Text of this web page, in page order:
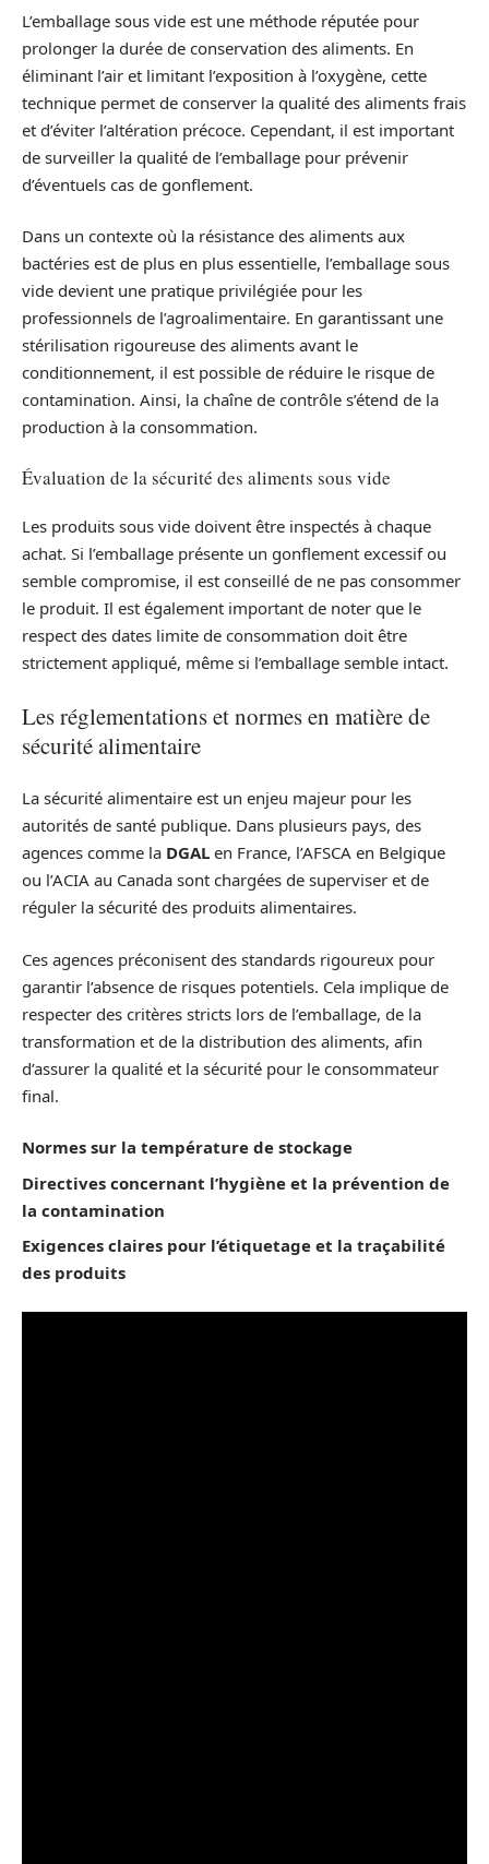
L’emballage sous vide est une méthode réputée pour
prolonger la durée de conservation des aliments. En
éliminant l’air et limitant l’exposition à l’oxygène, cette
technique permet de conserver la qualité des aliments frais
et d’éviter l’altération précoce. Cependant, il est important
de surveiller la qualité de l’emballage pour prévenir
d’éventuels cas de gonflement.
Dans un contexte où la résistance des aliments aux
bactéries est de plus en plus essentielle, l’emballage sous
vide devient une pratique privilégiée pour les
professionnels de l’agroalimentaire. En garantissant une
stérilisation rigoureuse des aliments avant le
conditionnement, il est possible de réduire le risque de
contamination. Ainsi, la chaîne de contrôle s’étend de la
production à la consommation.
Évaluation de la sécurité des aliments sous vide
Les produits sous vide doivent être inspectés à chaque
achat. Si l’emballage présente un gonflement excessif ou
semble compromise, il est conseillé de ne pas consommer
le produit. Il est également important de noter que le
respect des dates limite de consommation doit être
strictement appliqué, même si l’emballage semble intact.
Les réglementations et normes en matière de
sécurité alimentaire
La sécurité alimentaire est un enjeu majeur pour les
autorités de santé publique. Dans plusieurs pays, des
agences comme la DGAL en France, l’AFSCA en Belgique
ou l’ACIA au Canada sont chargées de superviser et de
réguler la sécurité des produits alimentaires.
Ces agences préconisent des standards rigoureux pour
garantir l’absence de risques potentiels. Cela implique de
respecter des critères stricts lors de l’emballage, de la
transformation et de la distribution des aliments, afin
d’assurer la qualité et la sécurité pour le consommateur
final.
Normes sur la température de stockage
Directives concernant l’hygiène et la prévention de
la contamination
Exigences claires pour l’étiquetage et la traçabilité
des produits